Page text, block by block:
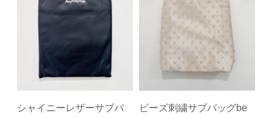
シャイニーレザーサブバ ビーズ刺繍サブバッグbe